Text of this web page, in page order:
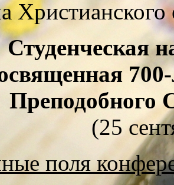
Христианского
Студенческая
Преподобного
(25
поля